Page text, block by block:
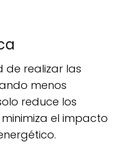
menos
reduce los
el impacto